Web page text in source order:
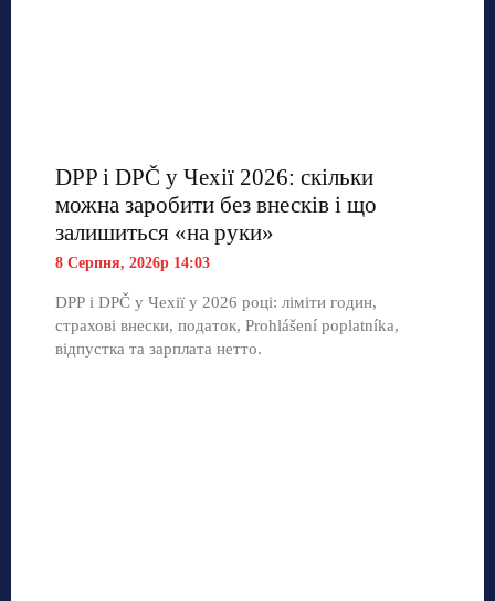
DPP і DPČ у Чехії 2026: скільки
можна заробити без внесків і що
залишиться «на руки»
8 Серпня, 2026р 14:03
DPP і DPČ у Чехії у 2026 році: ліміти годин,
страхові внески, податок, Prohlášení poplatníka,
відпустка та зарплата нетто.